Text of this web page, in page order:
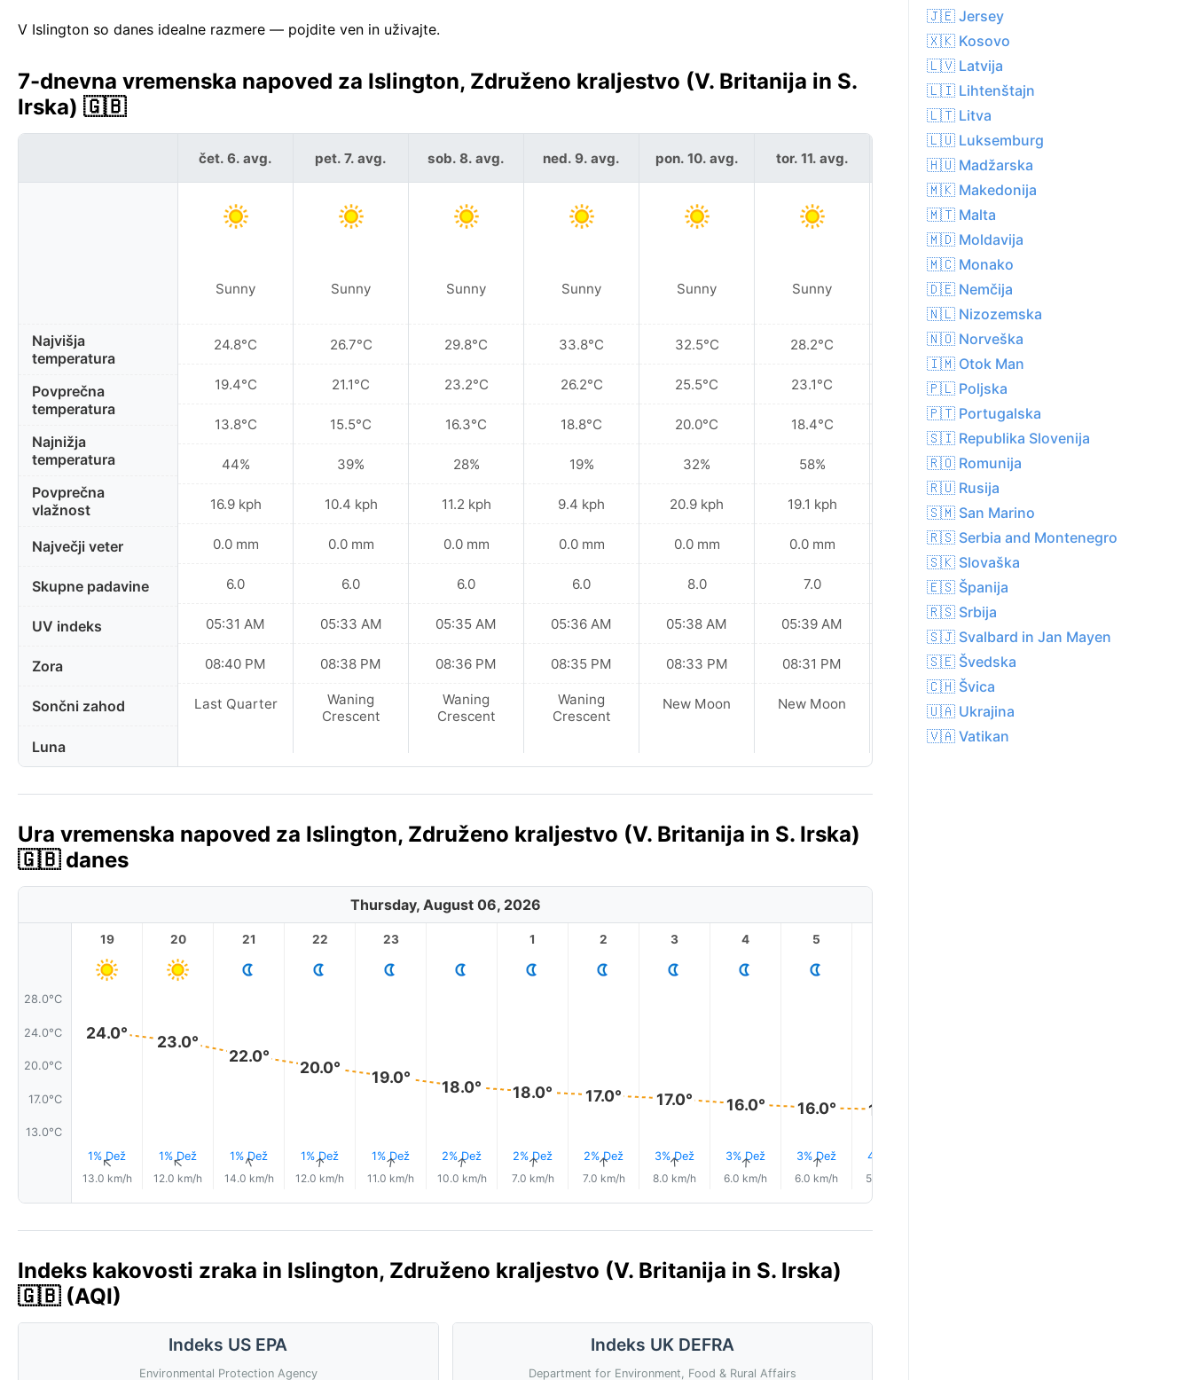
V Islington so danes idealne razmere — pojdite ven in uživajte.
7-dnevna vremenska napoved za Islington, Združeno kraljestvo (V. Britanija in S.
Irska) 🇬🇧
Najvišja
temperatura
Povprečna
temperatura
Najnižja
temperatura
Povprečna
vlažnost
Največji veter
Skupne padavine
UV indeks
Zora
Sončni zahod
Luna
čet. 6. avg.
Sunny
24.8°C
19.4°C
13.8°C
44%
16.9 kph
0.0 mm
6.0
05:31 AM
08:40 PM
Last Quarter
pet. 7. avg.
Sunny
26.7°C
21.1°C
15.5°C
39%
10.4 kph
0.0 mm
6.0
05:33 AM
08:38 PM
Waning
Crescent
sob. 8. avg.
Sunny
29.8°C
23.2°C
16.3°C
28%
11.2 kph
0.0 mm
6.0
05:35 AM
08:36 PM
Waning
Crescent
ned. 9. avg.
Sunny
33.8°C
26.2°C
18.8°C
19%
9.4 kph
0.0 mm
6.0
05:36 AM
08:35 PM
Waning
Crescent
pon. 10. avg.
Sunny
32.5°C
25.5°C
20.0°C
32%
20.9 kph
0.0 mm
8.0
05:38 AM
08:33 PM
New Moon
tor. 11. avg.
Sunny
28.2°C
23.1°C
18.4°C
58%
19.1 kph
0.0 mm
7.0
05:39 AM
08:31 PM
New Moon
sre. 12. avg.
Sunny
35.4°C
27.1°C
19.6°C
46%
11.2 kph
0.0 mm
9.0
05:41 AM
08:29 PM
New Moon
Ura vremenska napoved za Islington, Združeno kraljestvo (V. Britanija in S. Irska)
🇬🇧 danes
Thursday, August 06, 2026
28.0°C
24.0°C
20.0°C
17.0°C
13.0°C
19
24.0°
1% Dež
↑
13.0 km/h
20
23.0°
1% Dež
↑
12.0 km/h
21
22.0°
1% Dež
↑
14.0 km/h
22
20.0°
1% Dež
↑
12.0 km/h
23
19.0°
1% Dež
↑
11.0 km/h
18.0°
2% Dež
↑
10.0 km/h
1
18.0°
2% Dež
↑
7.0 km/h
2
17.0°
2% Dež
↑
7.0 km/h
3
17.0°
3% Dež
↑
8.0 km/h
4
16.0°
3% Dež
↑
6.0 km/h
5
16.0°
3% Dež
↑
6.0 km/h
16.0°
4% Dež
5.0 km/h
Indeks kakovosti zraka in Islington, Združeno kraljestvo (V. Britanija in S. Irska)
🇬🇧 (AQI)
Indeks US EPA
Environmental Protection Agency
Indeks UK DEFRA
Department for Environment, Food & Rural Affairs
🇯🇪 Jersey
🇽🇰 Kosovo
🇱🇻 Latvija
🇱🇮 Lihtenštajn
🇱🇹 Litva
🇱🇺 Luksemburg
🇭🇺 Madžarska
🇲🇰 Makedonija
🇲🇹 Malta
🇲🇩 Moldavija
🇲🇨 Monako
🇩🇪 Nemčija
🇳🇱 Nizozemska
🇳🇴 Norveška
🇮🇲 Otok Man
🇵🇱 Poljska
🇵🇹 Portugalska
🇸🇮 Republika Slovenija
🇷🇴 Romunija
🇷🇺 Rusija
🇸🇲 San Marino
🇷🇸 Serbia and Montenegro
🇸🇰 Slovaška
🇪🇸 Španija
🇷🇸 Srbija
🇸🇯 Svalbard in Jan Mayen
🇸🇪 Švedska
🇨🇭 Švica
🇺🇦 Ukrajina
🇻🇦 Vatikan